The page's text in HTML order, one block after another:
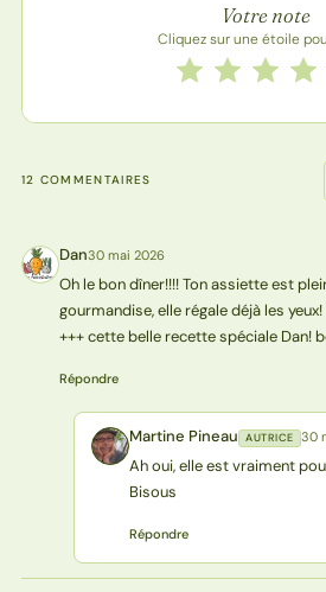
Votre note
Cliquez sur une étoile
Notez cette 4
3
2 étoiles
1 étoile
12 COMMENTAIRES
D Dan30 mai 2026
Oh le bon dîner!!!! Ton assiette est
gourmandise, elle régale déjà les
+++ cette belle recette spéciale Dan!
Répondre
MP Martine Pineau AUTRICE 30
Ah oui, elle est vraiment
Bisous
Répondre